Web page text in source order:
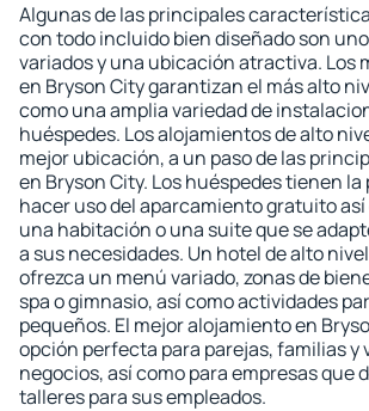
Algunas de las principales
con todo incluido bien diseñado son
variados y una ubicación atractiva. Los
en Bryson City garantizan el más alto
como una amplia variedad de
huéspedes. Los alojamientos de alto
mejor ubicación, a un paso de las
en Bryson City. Los huéspedes tienen la
hacer uso del aparcamiento gratuito
una habitación o una suite que se
a sus necesidades. Un hotel de alto
ofrezca un menú variado, zonas de
spa o gimnasio, así como actividades
pequeños. El mejor alojamiento en
opción perfecta para parejas, familias y
negocios, así como para empresas que
talleres para sus empleados.